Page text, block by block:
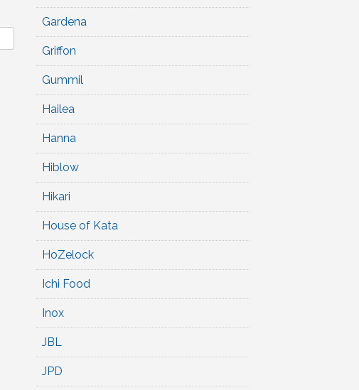
Gardena
Griffon
Gummil
Hailea
Hanna
Hiblow
Hikari
House of Kata
HoZelock
Ichi Food
Inox
JBL
JPD